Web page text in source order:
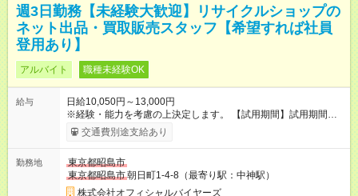
週3日勤務【未経験大歓迎】リサイクルショップの
ネット出品・買取販売スタッフ【希望すれば社員
登用あり】
アルバイト 職種未経験OK
給与
日給10,050円～13,000円
※経験・能力を考慮の上決定します。 【試用期間】試用期間あ
り 試用期間の長さ：3ヶ月 雇用形態、給与は本採用時と同じで
す。
交通費別途支給あり
勤務地
東京都昭島市
東京都昭島市朝日町1-4-8（最寄り駅：中神駅）
株式会社オフィシャルバイヤーズ